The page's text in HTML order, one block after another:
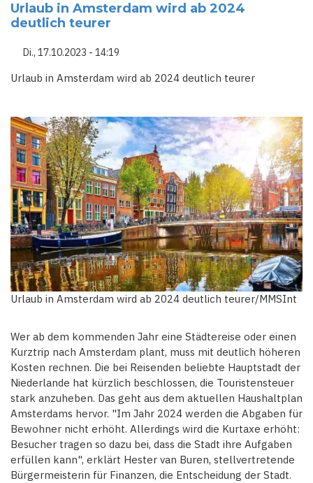
Urlaub in Amsterdam wird ab 2024
deutlich teurer
Di., 17.10.2023 - 14:19
Urlaub in Amsterdam wird ab 2024 deutlich teurer
Urlaub in Amsterdam wird ab 2024 deutlich teurer/MMSInt
Wer ab dem kommenden Jahr eine Städtereise oder einen
Kurztrip nach Amsterdam plant, muss mit deutlich höheren
Kosten rechnen. Die bei Reisenden beliebte Hauptstadt der
Niederlande hat kürzlich beschlossen, die Touristensteuer
stark anzuheben. Das geht aus dem aktuellen Haushaltplan
Amsterdams hervor. "Im Jahr 2024 werden die Abgaben für
Bewohner nicht erhöht. Allerdings wird die Kurtaxe erhöht:
Besucher tragen so dazu bei, dass die Stadt ihre Aufgaben
erfüllen kann", erklärt Hester van Buren, stellvertretende
Bürgermeisterin für Finanzen, die Entscheidung der Stadt.